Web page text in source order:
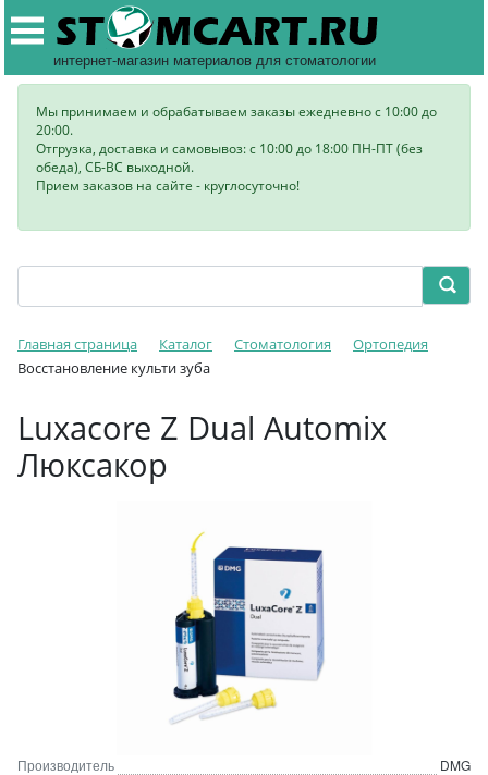
интернет-магазин материалов для стоматологии
Мы принимаем и обрабатываем заказы ежедневно с 10:00 до
20:00.
Отгрузка, доставка и самовывоз: с 10:00 до 18:00 ПН-ПТ (без
обеда), СБ-ВС выходной.
Прием заказов на сайте - круглосуточно!
Главная страница Каталог Стоматология
Ортопедия
Bосстановление культи зуба
Luxacore Z Dual Automix
Люксакор
Производитель DMG